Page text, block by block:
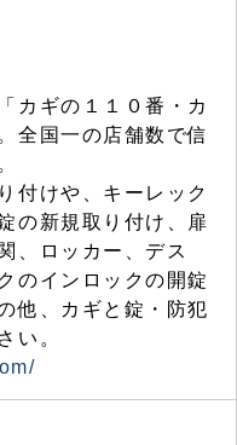
カギの１１０番・カ
全国一の店舗数で信
付けや、キーレック
の新規取り付け、扉
、ロッカー、デス
のインロックの開錠
他、カギと錠・防犯
い。